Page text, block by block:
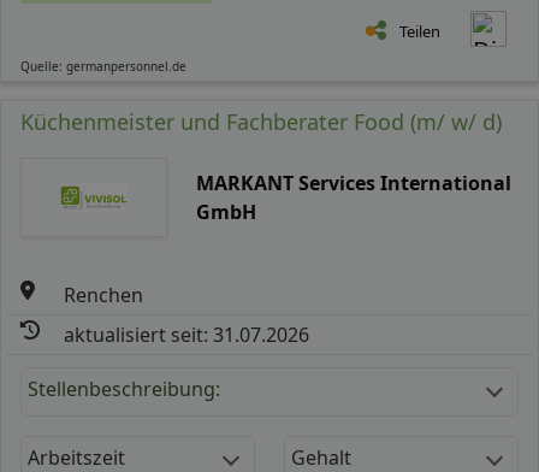
Teilen
Quelle: germanpersonnel.de
Küchenmeister und Fachberater Food (m/ w/ d)
MARKANT Services International
GmbH
Renchen
aktualisiert seit: 31.07.2026
Stellenbeschreibung:
Arbeitszeit Gehalt